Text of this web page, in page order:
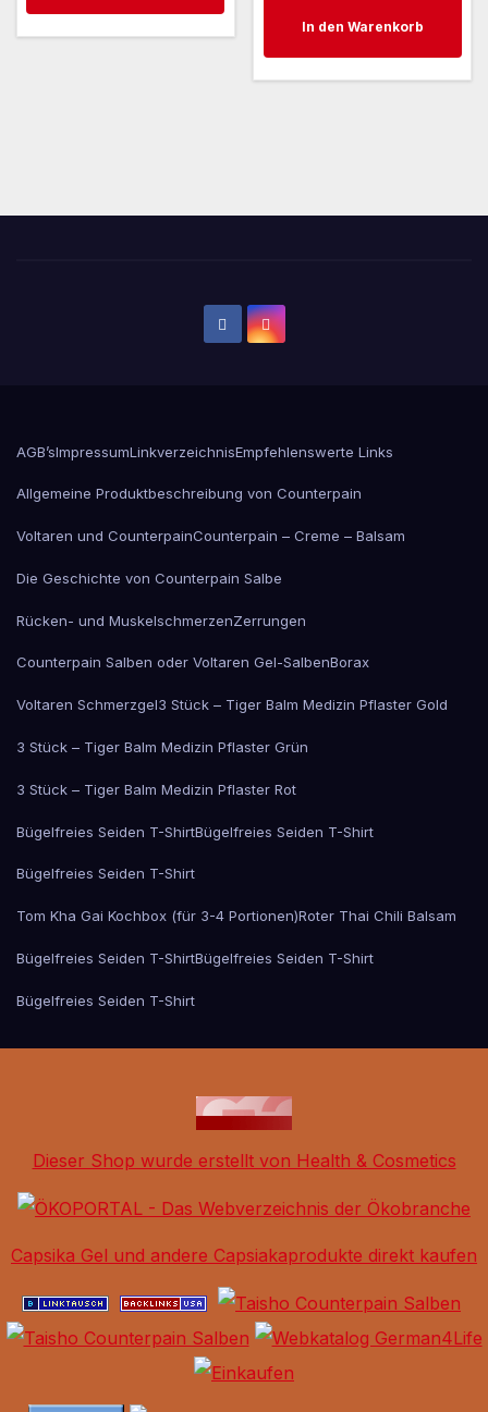
14,95 €9,95 €.
In den Warenkorb
AGB’sImpressumLinkverzeichnisEmpfehlenswerte Links
Allgemeine Produktbeschreibung von Counterpain
Voltaren und CounterpainCounterpain – Creme – Balsam
Die Geschichte von Counterpain Salbe
Rücken- und MuskelschmerzenZerrungen
Counterpain Salben oder Voltaren Gel-SalbenBorax
Voltaren Schmerzgel3 Stück – Tiger Balm Medizin Pflaster Gold
3 Stück – Tiger Balm Medizin Pflaster Grün
3 Stück – Tiger Balm Medizin Pflaster Rot
Bügelfreies Seiden T-ShirtBügelfreies Seiden T-Shirt
Bügelfreies Seiden T-Shirt
Tom Kha Gai Kochbox (für 3-4 Portionen)Roter Thai Chili Balsam
Bügelfreies Seiden T-ShirtBügelfreies Seiden T-Shirt
Bügelfreies Seiden T-Shirt
Dieser Shop wurde erstellt von Health & Cosmetics
Capsika Gel und andere Capsiakaprodukte direkt kaufen